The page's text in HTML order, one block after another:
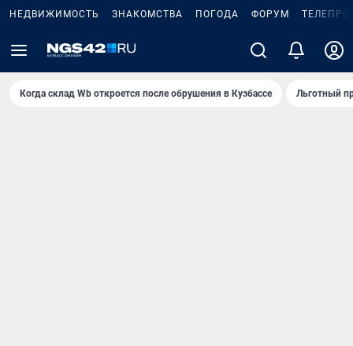
НЕДВИЖИМОСТЬ ЗНАКОМСТВА ПОГОДА ФОРУМ
Когда склад Wb откроется после обрушения в Кузбассе Льготный